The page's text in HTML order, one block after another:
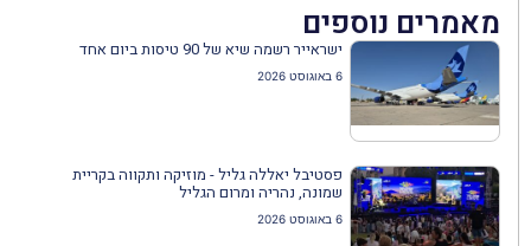
מאמרים נוספים
ישראייר רשמה שיא של 90 טיסות ביום אחד
6 באוגוסט 2026
פסטיבל יאללה גליל - מוזיקה ותקווה בקריית
שמונה, נהריה ומרום הגליל
6 באוגוסט 2026